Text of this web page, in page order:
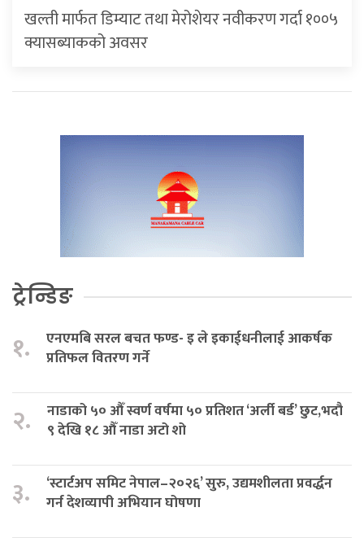
खल्ती मार्फत डिम्याट तथा मेरोशेयर नवीकरण गर्दा १००५
क्यासब्याकको अवसर
ट्रेन्डिङ
१.
एनएमबि सरल बचत फण्ड- इ ले इकाईधनीलाई आकर्षक
प्रतिफल वितरण गर्ने
२.
नाडाको ५० औँ स्वर्ण वर्षमा ५० प्रतिशत ‘अर्ली बर्ड’ छुट,भदौ
९ देखि १८ औँ नाडा अटो शो
३.
‘स्टार्टअप समिट नेपाल–२०२६’ सुरु, उद्यमशीलता प्रवर्द्धन
गर्न देशव्यापी अभियान घोषणा